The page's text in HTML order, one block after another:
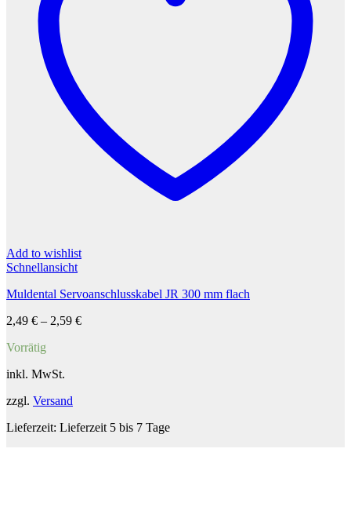
Add to wishlist
Schnellansicht
Muldental Servoanschlusskabel JR 300 mm flach
2,49 € – 2,59 €
Vorrätig
inkl. MwSt.
zzgl. Versand
Lieferzeit: Lieferzeit 5 bis 7 Tage